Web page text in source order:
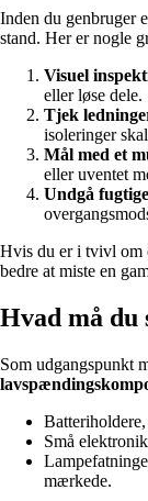
Inden du genbruger
stand. Her er nogle
Visuel
eller løse dele.
Tjek
isoleringer
Mål med et
eller uventet
Undgå
Hvis du er i tvivl om
bedre at miste en
Hvad må du
Som udgangspunkt
Små
mærkede.